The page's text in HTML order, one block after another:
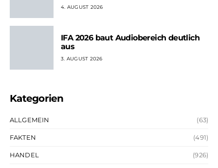
4. AUGUST 2026
IFA 2026 baut Audiobereich deutlich
aus
3. AUGUST 2026
Kategorien
ALLGEMEIN (63)
FAKTEN (491)
HANDEL (926)